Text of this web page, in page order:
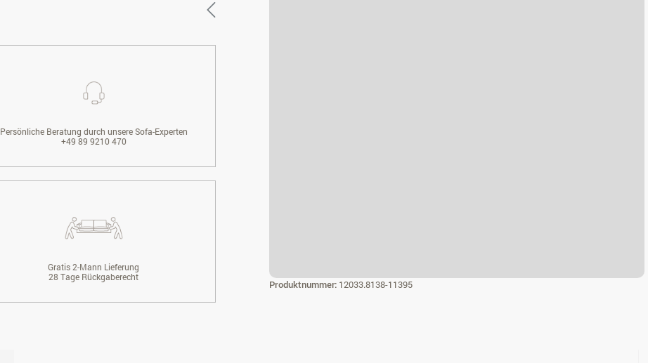
Produktnummer: 12033.8138-11395
Persönliche Beratung durch unsere Sofa-Experten
+49 89 9210 470
Gratis 2-Mann Lieferung
28 Tage Rückgaberecht